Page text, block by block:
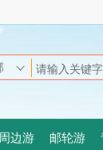
周边游 邮轮游